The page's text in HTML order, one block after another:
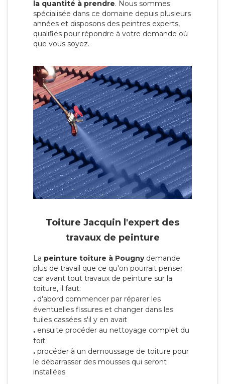
la quantité à prendre. Nous sommes
spécialisée dans ce domaine depuis plusieurs
années et disposons des peintres experts,
qualifiés pour répondre à votre demande où
que vous soyez.
Toiture Jacquin l'expert des
travaux de peinture
La peinture toiture à Pougnydemande
plus de travail que ce qu'on pourrait penser
car avant tout travaux de peinture sur la
toiture, il faut:
. d'abord commencer par réparer les
éventuelles fissures et changer dans les
tuiles cassées s'il y en avait
. ensuite procéder au nettoyage complet du
toit
. procéder à un demoussage de toiture pour
le débarrasser des mousses qui seront
installées